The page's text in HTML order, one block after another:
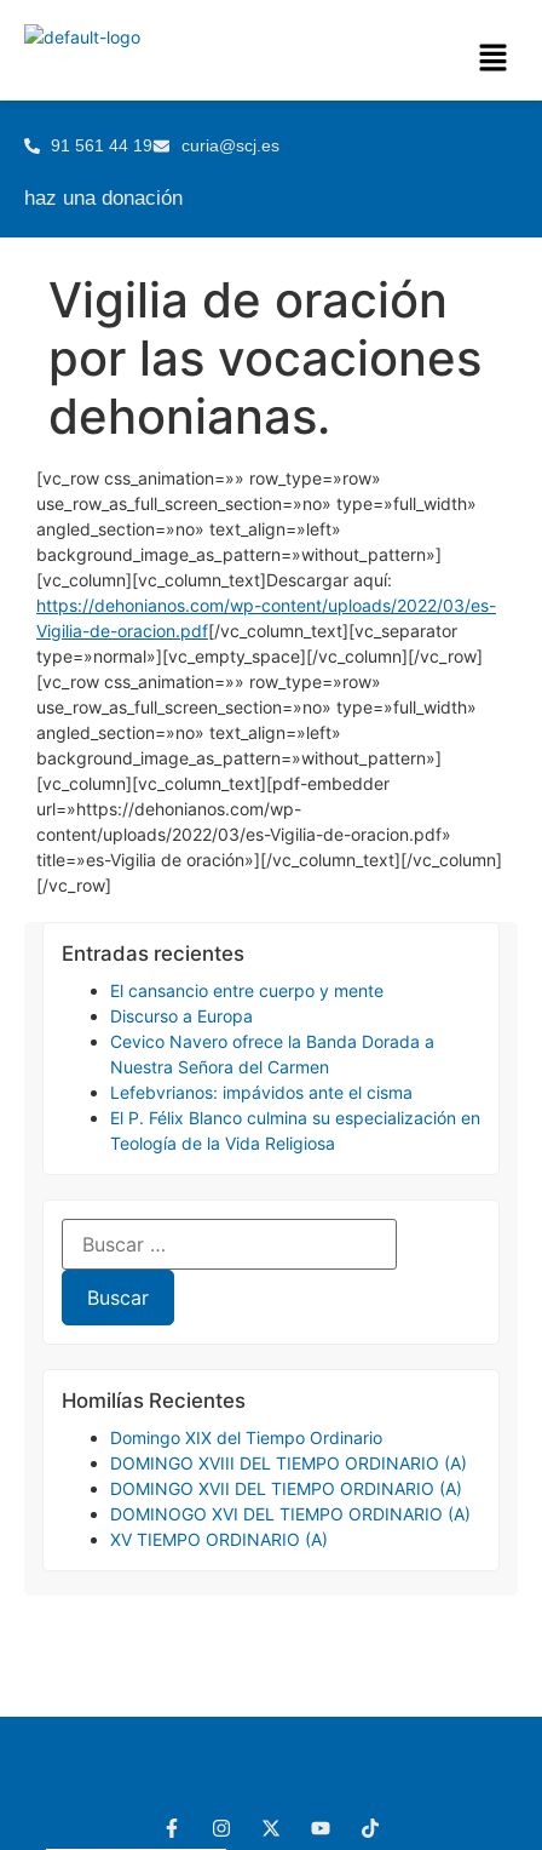
91 561 44 19 curia@scj.es
haz una donación
Vigilia de oración
por las vocaciones
dehonianas.
[vc_row css_animation=»» row_type=»row»
use_row_as_full_screen_section=»no» type=»full_width»
angled_section=»no» text_align=»left»
background_image_as_pattern=»without_pattern»]
[vc_column][vc_column_text]Descargar aquí:
https://dehonianos.com/wp-content/uploads/2022/03/es-
Vigilia-de-oracion.pdf[/vc_column_text][vc_separator
type=»normal»][vc_empty_space][/vc_column][/vc_row]
[vc_row css_animation=»» row_type=»row»
use_row_as_full_screen_section=»no» type=»full_width»
angled_section=»no» text_align=»left»
background_image_as_pattern=»without_pattern»]
[vc_column][vc_column_text][pdf-embedder
url=»https://dehonianos.com/wp-
content/uploads/2022/03/es-Vigilia-de-oracion.pdf»
title=»es-Vigilia de oración»][/vc_column_text][/vc_column]
[/vc_row]
Entradas recientes
El cansancio entre cuerpo y mente
Discurso a Europa
Cevico Navero ofrece la Banda Dorada a
Nuestra Señora del Carmen
Lefebvrianos: impávidos ante el cisma
El P. Félix Blanco culmina su especialización en
Teología de la Vida Religiosa
Homilías Recientes
Domingo XIX del Tiempo Ordinario
DOMINGO XVIII DEL TIEMPO ORDINARIO (A)
DOMINGO XVII DEL TIEMPO ORDINARIO (A)
DOMINOGO XVI DEL TIEMPO ORDINARIO (A)
XV TIEMPO ORDINARIO (A)